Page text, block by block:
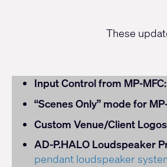
These
Input Control from MP-MFC:
“Scenes Only” mode for
Custom Venue/Client
AD-P.HALO Loudspeaker
pendant loudspeaker